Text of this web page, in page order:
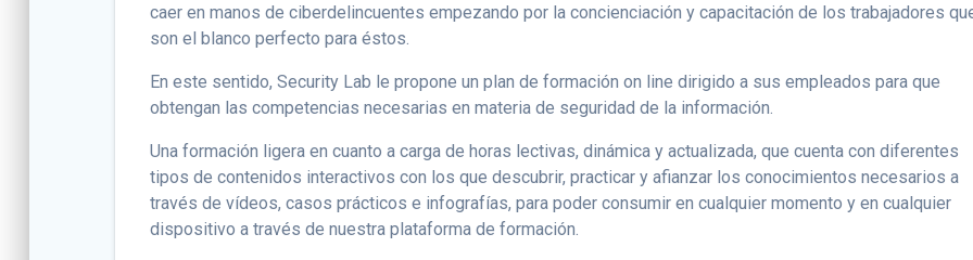
caer en manos de ciberdelincuentes empezando por la concienciación y capacitación de los trabajadores
son el blanco perfecto para éstos.
En este sentido, Security Lab le propone un plan de formación on line dirigido a sus empleados para que
obtengan las competencias necesarias en materia de seguridad de la información.
Una formación ligera en cuanto a carga de horas lectivas, dinámica y actualizada, que cuenta con diferentes
tipos de contenidos interactivos con los que descubrir, practicar y afianzar los conocimientos necesarios a
través de vídeos, casos prácticos e infografías, para poder consumir en cualquier momento y en cualquier
dispositivo a través de nuestra plataforma de formación.